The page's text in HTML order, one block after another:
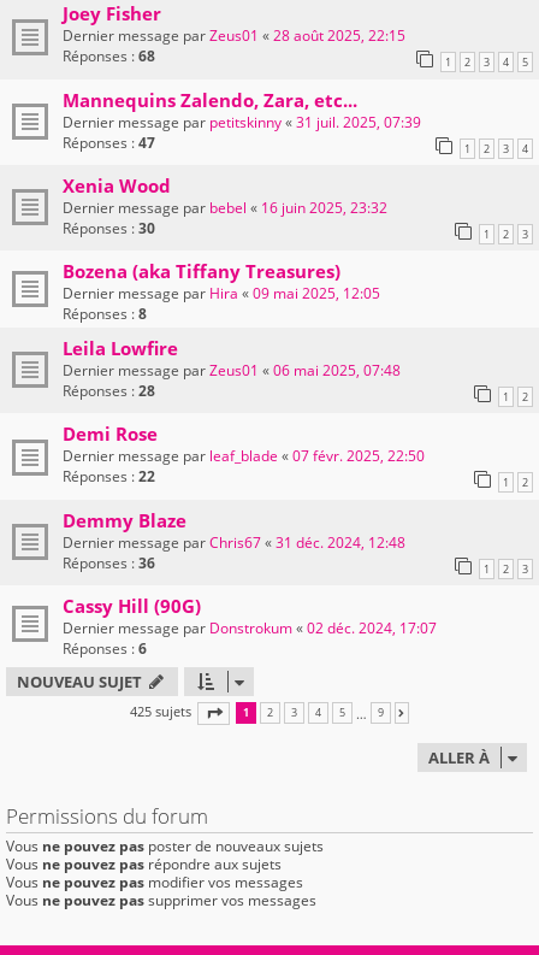
Joey Fisher
Dernier message parZeus01 «28 août 2025, 22:15
Réponses :68 1 2 3 4 5
Mannequins Zalendo, Zara, etc...
Dernier message par petitskinny«31 juil. 2025, 07:39
Réponses :47 1 2 3 4
Xenia Wood
Dernier message par bebel « 16 juin 2025, 23:32
Réponses :30 1 2 3
Bozena (aka Tiffany Treasures)
Dernier message par Hira «09 mai 2025, 12:05
Réponses :8
Leila Lowfire
Dernier message parZeus01 «06 mai 2025, 07:48
Réponses :28 1 2
Demi Rose
Dernier message par leaf_blade «07 févr. 2025, 22:50
Réponses :22 1 2
Demmy Blaze
Dernier message parChris67«31 déc. 2024, 12:48
Réponses :36 1 2 3
Cassy Hill (90G)
Dernier message par Donstrokum«02 déc. 2024, 17:07
Réponses :6
NOUVEAU SUJET
425 sujets PAGE SUR 9
1 2 3 4 5 … 9
ALLER À
Permissions du forum
Vous ne pouvez pas poster de nouveaux sujets
Vous ne pouvez pas répondre aux sujets
Vous ne pouvez pas modifier vos messages
Vous ne pouvez passupprimer vos messages